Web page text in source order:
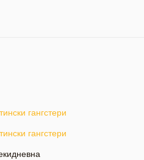
гангстери
гангстери